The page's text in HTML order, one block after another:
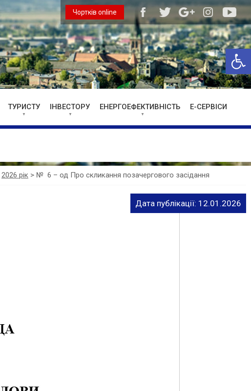
Чортків online
ТУРИСТУ ІНВЕСТОРУ ЕНЕРГОЕФЕКТИВНІСТЬ Е-СЕРВІСИ
2026 рік > № 6 – од Про скликання позачергового засідання
Дата публікації: 12.01.2026